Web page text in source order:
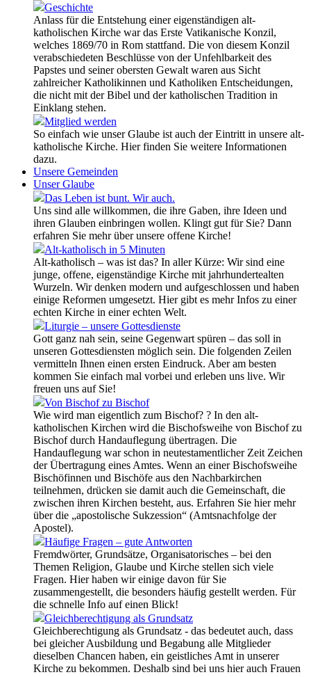
Geschichte
Anlass für die Entstehung einer eigenständigen alt-
katholischen Kirche war das Erste Vatikanische Konzil,
welches 1869/70 in Rom stattfand. Die von diesem Konzil
verabschiedeten Beschlüsse von der Unfehlbarkeit des
Papstes und seiner obersten Gewalt waren aus Sicht
zahlreicher Katholikinnen und Katholiken Entscheidungen,
die nicht mit der Bibel und der katholischen Tradition in
Einklang stehen.
Mitglied werden
So einfach wie unser Glaube ist auch der Eintritt in unsere alt-
katholische Kirche. Hier finden Sie weitere Informationen
dazu.
Unsere Gemeinden
Unser Glaube
Das Leben ist bunt. Wir auch.
Uns sind alle willkommen, die ihre Gaben, ihre Ideen und
ihren Glauben einbringen wollen. Klingt gut für Sie? Dann
erfahren Sie mehr über unsere offene Kirche!
Alt-katholisch in 5 Minuten
Alt-katholisch – was ist das? In aller Kürze: Wir sind eine
junge, offene, eigenständige Kirche mit jahrhundertealten
Wurzeln. Wir denken modern und aufgeschlossen und haben
einige Reformen umgesetzt. Hier gibt es mehr Infos zu einer
echten Kirche in einer echten Welt.
Liturgie – unsere Gottesdienste
Gott ganz nah sein, seine Gegenwart spüren – das soll in
unseren Gottesdiensten möglich sein. Die folgenden Zeilen
vermitteln Ihnen einen ersten Eindruck. Aber am besten
kommen Sie einfach mal vorbei und erleben uns live. Wir
freuen uns auf Sie!
Von Bischof zu Bischof
Wie wird man eigentlich zum Bischof? ? In den alt-
katholischen Kirchen wird die Bischofsweihe von Bischof zu
Bischof durch Handauflegung übertragen. Die
Handauflegung war schon in neutestamentlicher Zeit Zeichen
der Übertragung eines Amtes. Wenn an einer Bischofsweihe
Bischöfinnen und Bischöfe aus den Nachbarkirchen
teilnehmen, drücken sie damit auch die Gemeinschaft, die
zwischen ihren Kirchen besteht, aus. Erfahren Sie hier mehr
über die „apostolische Sukzession“ (Amtsnachfolge der
Apostel).
Häufige Fragen – gute Antworten
Fremdwörter, Grundsätze, Organisatorisches – bei den
Themen Religion, Glaube und Kirche stellen sich viele
Fragen. Hier haben wir einige davon für Sie
zusammengestellt, die besonders häufig gestellt werden. Für
die schnelle Info auf einen Blick!
Gleichberechtigung als Grundsatz
Gleichberechtigung als Grundsatz - das bedeutet auch, dass
bei gleicher Ausbildung und Begabung alle Mitglieder
dieselben Chancen haben, ein geistliches Amt in unserer
Kirche zu bekommen. Deshalb sind bei uns hier auch Frauen